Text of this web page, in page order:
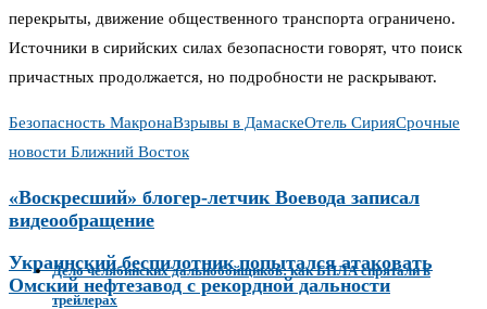
перекрыты, движение общественного транспорта ограничено.
Источники в сирийских силах безопасности говорят, что поиск
причастных продолжается, но подробности не раскрывают.
Безопасность МакронаВзрывы в ДамаскеОтель СирияСрочные
новости Ближний Восток
«Воскресший» блогер-летчик Воевода записал
видеообращение
Украинский беспилотник попытался атаковать
Омский нефтезавод с рекордной дальности
Дело челябинских дальнобойщиков: как БПЛА спрятали в
трейлерах